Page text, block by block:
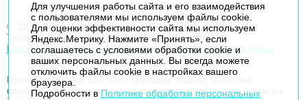
© 2014-2026. Robogeek.ru - проект группы “Текарт”.
Телефон редакции+7(495) 790-7591
Политика в отношении обработки персональных данных
Приглашения на соответствующие нашей тематике
мероприятия, пресс-релизы и другие сообщения ждем на
Для улучшения работы сайта и его взаимодействия
с пользователями мы используем файлы cookie.
Для оценки эффективности сайта мы используем
Яндекс.Метрику. Нажмите «Принять», если
соглашаетесь с условиями обработки cookie и
ваших персональных данных. Вы всегда можете
отключить файлы cookie в настройках вашего
браузера.
Подробности в Политике обработки персональных